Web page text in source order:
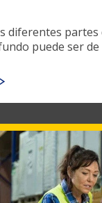
diferentes partes
puede ser